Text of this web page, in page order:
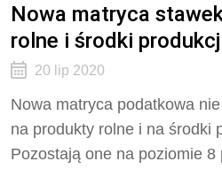
Nowa matryca
rolne i środki
20 lip 2020
Nowa matryca podatkowa
na produkty rolne i na środki
Pozostają one na poziomie 8